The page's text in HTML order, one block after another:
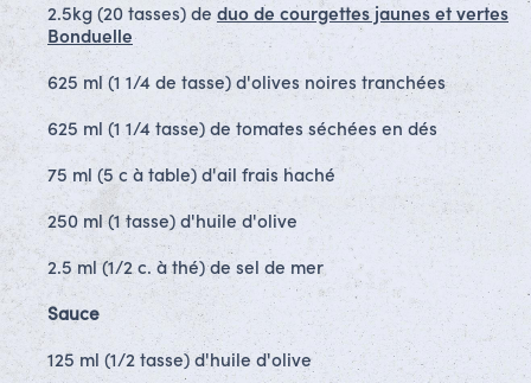
2.5kg (20 tasses) de duo de courgettes jaunes et vertes
Bonduelle
625 ml (1 1/4 de tasse) d'olives noires tranchées
625 ml (1 1/4 tasse) de tomates séchées en dés
75 ml (5 c à table) d'ail frais haché
250 ml (1 tasse) d'huile d'olive
2.5 ml (1/2 c. à thé) de sel de mer
Sauce
125 ml (1/2 tasse) d'huile d'olive